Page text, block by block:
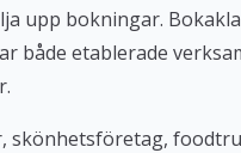
upp bokningar.
både etablerade
skönhetsföretag,